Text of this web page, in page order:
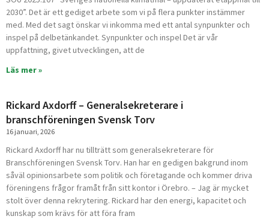
2030”. Det är ett gediget arbete som vi på flera punkter instämmer
med. Med det sagt önskar vi inkomma med ett antal synpunkter och
inspel på delbetänkandet. Synpunkter och inspel Det är vår
uppfattning, givet utvecklingen, att de
Läs mer »
Rickard Axdorff – Generalsekreterare i
branschföreningen Svensk Torv
16 januari, 2026
Rickard Axdorff har nu tillträtt som generalsekreterare för
Branschföreningen Svensk Torv. Han har en gedigen bakgrund inom
såväl opinionsarbete som politik och företagande och kommer driva
föreningens frågor framåt från sitt kontor i Örebro. – Jag är mycket
stolt över denna rekrytering. Rickard har den energi, kapacitet och
kunskap som krävs för att föra fram